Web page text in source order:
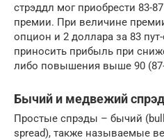
стрэддл мог приобрести 83-
премии. При величине
опцион и 2 доллара за 83
приносить прибыль при
либо повышения выше 90
Бычий и медвежий
Простые спрэды – бычий
spread), также называемые